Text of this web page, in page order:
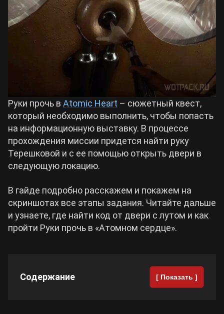
Crimson Desert
Zenless Zone Zero
Path of Exile 2
Wuthering Waves
Hogwarts Legacy
Все игры
Билды Arknights: Endfield
Билды Wuthering Waves
Билды Cyberpunk 2077
Билды Path of Exile 2
Руки прочь в Atomic Heart – сюжетный квест,
который необходимо выполнить, чтобы попасть
на информационную выставку. В процессе
прохождения миссии придется найти руку
Терешковой и с ее помощью открыть двери в
следующую локацию.
В гайде подробно расскажем и покажем на
скриншотах все этапы задания. Читайте дальше
и узнаете, где найти код от двери с лутом и как
пройти Руки прочь в «Атомном сердце».
Содержание [ Показать ]